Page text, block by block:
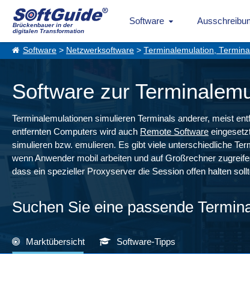
Brückenbauer in der
digitalen Transformation
Software
Software > Netzwerksoftware > Terminalemulation,
Software zur
Terminalemulationen simulieren Terminals anderer, meist
entfernten Computers wird auch Remote Software
simulieren bzw. emulieren. Es gibt viele unterschiedliche
wenn Anwender mobil arbeiten und auf Großrechner
dass ein spezieller Proxyserver die Session offen halten
Suchen Sie eine passende
Marktübersicht Software-Tipps